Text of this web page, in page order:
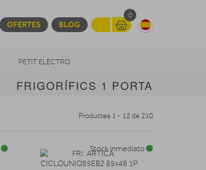
OFERTES BLOG
0
PETIT ELECTRO
FRIGORÍFICS 1 PORTA
Productes 1 - 12 de 210
Stock inmediato